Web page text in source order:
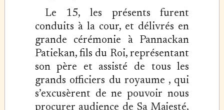
Le 15, les présents furent
conduits à la cour, et délivrés en
grande cérémonie à Pannackan
Patiekan, fils du Roi, représentant
son père et assisté de tous les
grands officiers du royaume , qui
s’excusèrent de ne pouvoir nous
procurer audience de Sa Majesté,